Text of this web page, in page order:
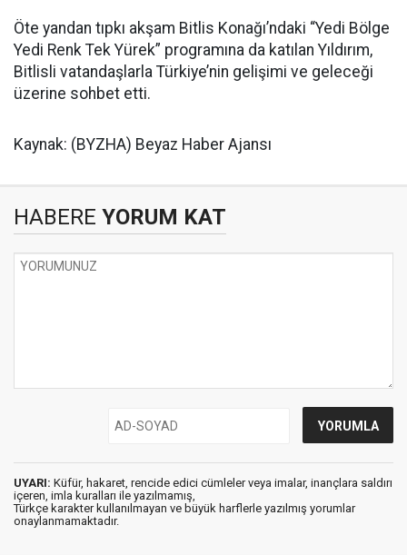
Öte yandan tıpkı akşam Bitlis Konağı’ndaki “Yedi Bölge
Yedi Renk Tek Yürek” programına da katılan Yıldırım,
Bitlisli vatandaşlarla Türkiye’nin gelişimi ve geleceği
üzerine sohbet etti.
Kaynak: (BYZHA) Beyaz Haber Ajansı
HABERE YORUM KAT
UYARI: Küfür, hakaret, rencide edici cümleler veya imalar, inançlara saldırı
içeren, imla kuralları ile yazılmamış,
Türkçe karakter kullanılmayan ve büyük harflerle yazılmış yorumlar
onaylanmamaktadır.